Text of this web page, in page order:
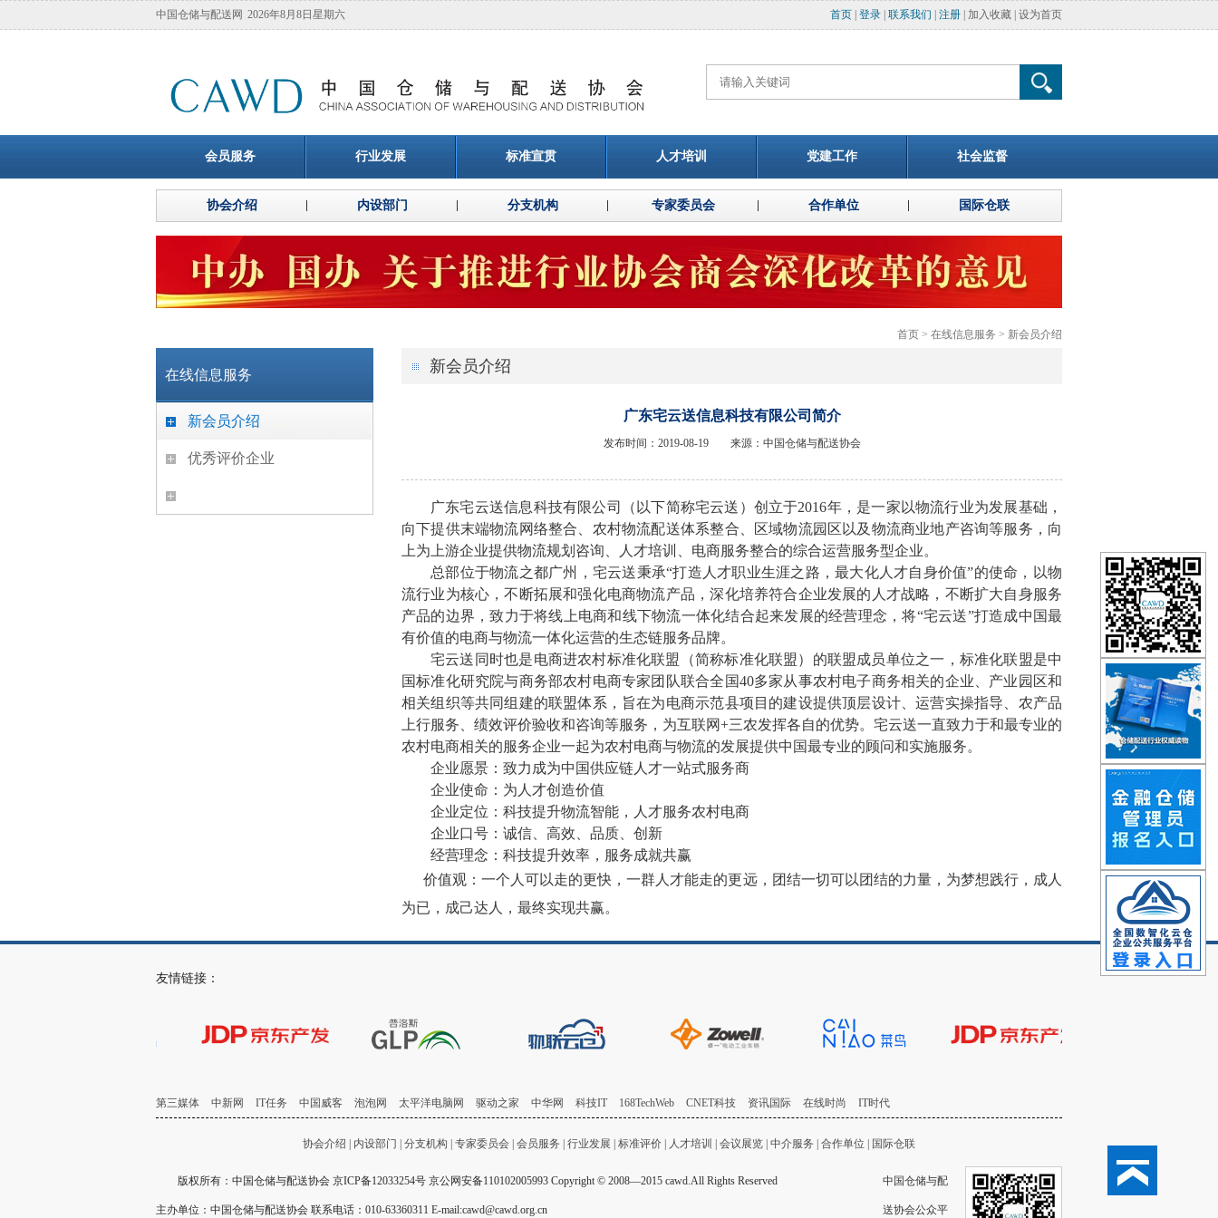
中国仓储与配送网 2026年8月8日星期六 首页 登录 联系我们 注册 加入收藏 设为首页
会员服务 行业发展 标准宣贯 人才培训 党建工作 社会监督
协会介绍 内设部门 分支机构 专家委员会 合作单位 国际仓联
首页 > 在线信息服务 > 新会员介绍
在线信息服务
新会员介绍
优秀评价企业
新会员介绍
广东宅云送信息科技有限公司简介
发布时间：2019-08-19 来源：中国仓储与配送协会
广东宅云送信息科技有限公司（以下简称宅云送）创立于2016年，是一家以物流行业为发展基础，
向下提供末端物流网络整合、农村物流配送体系整合、区域物流园区以及物流商业地产咨询等服务，向
上为上游企业提供物流规划咨询、人才培训、电商服务整合的综合运营服务型企业。
总部位于物流之都广州，宅云送秉承“打造人才职业生涯之路，最大化人才自身价值”的使命，以物
流行业为核心，不断拓展和强化电商物流产品，深化培养符合企业发展的人才战略，不断扩大自身服务
产品的边界，致力于将线上电商和线下物流一体化结合起来发展的经营理念，将“宅云送”打造成中国最
有价值的电商与物流一体化运营的生态链服务品牌。
宅云送同时也是电商进农村标准化联盟（简称标准化联盟）的联盟成员单位之一，标准化联盟是中
国标准化研究院与商务部农村电商专家团队联合全国40多家从事农村电子商务相关的企业、产业园区和
相关组织等共同组建的联盟体系，旨在为电商示范县项目的建设提供顶层设计、运营实操指导、农产品
上行服务、绩效评价验收和咨询等服务，为互联网+三农发挥各自的优势。宅云送一直致力于和最专业的
农村电商相关的服务企业一起为农村电商与物流的发展提供中国最专业的顾问和实施服务。
企业愿景：致力成为中国供应链人才一站式服务商
企业使命：为人才创造价值
企业定位：科技提升物流智能，人才服务农村电商
企业口号：诚信、高效、品质、创新
经营理念：科技提升效率，服务成就共赢
价值观：一个人可以走的更快，一群人才能走的更远，团结一切可以团结的力量，为梦想践行，成人
为已，成己达人，最终实现共赢。
友情链接：
第三媒体 中新网 IT任务 中国威客 泡泡网 太平洋电脑网 驱动之家 中华网 科技IT 168TechWeb CNET科技 资讯国际 在线时尚 IT时代
协会介绍 内设部门 分支机构 专家委员会 会员服务 行业发展 标准评价 人才培训 会议展览 中介服务 合作单位 国际仓联
版权所有：中国仓储与配送协会 京ICP备12033254号 京公网安备110102005993 Copyright © 2008—2015 cawd.All Rights Reserved
主办单位：中国仓储与配送协会 联系电话：010-63360311 E-mail:cawd@cawd.org.cn
中国仓储与配
送协会公众平